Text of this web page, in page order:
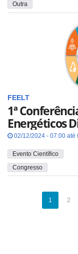
Outra
FEELT
1ª
Energéticos
02/12/2024 - 07:00 até
Evento Científico
Congresso
1 2